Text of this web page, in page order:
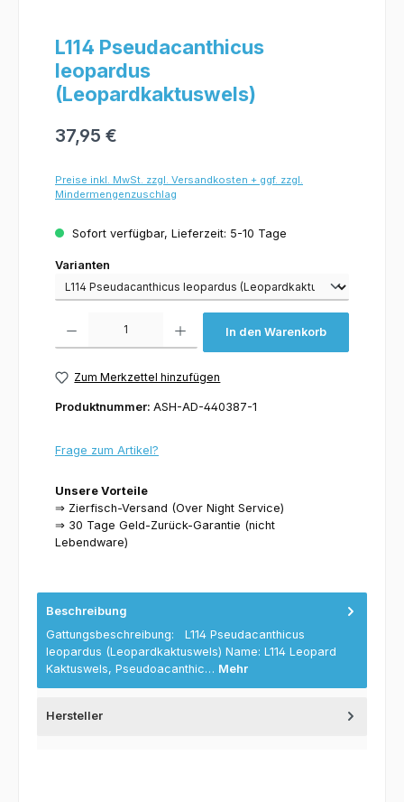
L114 Pseudacanthicus
leopardus
(Leopardkaktuswels)
37,95 €
Preise inkl. MwSt. zzgl. Versandkosten + ggf. zzgl.
Mindermengenzuschlag
Sofort verfügbar, Lieferzeit: 5-10 Tage
Varianten
Varianten
In den Warenkorb
Zum Merkzettel hinzufügen
Produktnummer: ASH-AD-440387-1
Frage zum Artikel?
Unsere Vorteile
⇒ Zierfisch-Versand (Over Night Service)
⇒ 30 Tage Geld-Zurück-Garantie (nicht
Lebendware)
Beschreibung
Gattungsbeschreibung: L114 Pseudacanthicus
leopardus (Leopardkaktuswels) Name: L114 Leopard
Kaktuswels, Pseudoacanthic… Mehr
Hersteller